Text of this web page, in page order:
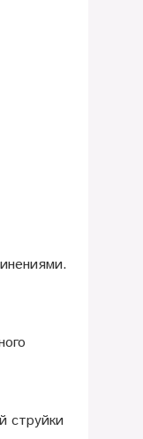
струйки